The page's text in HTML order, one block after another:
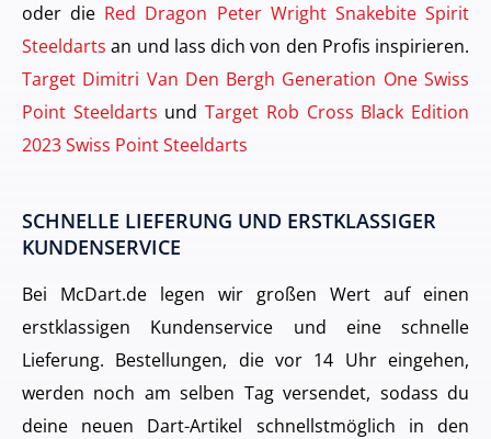
oder die Red Dragon Peter Wright Snakebite Spirit
Steeldarts an und lass dich von den Profis inspirieren.
Target Dimitri Van Den Bergh Generation One Swiss
Point Steeldarts undTarget Rob Cross Black Edition
2023 Swiss Point Steeldarts
SCHNELLE LIEFERUNG UND ERSTKLASSIGER
KUNDENSERVICE
Bei McDart.de legen wir großen Wert auf einen
erstklassigen Kundenservice und eine schnelle
Lieferung. Bestellungen, die vor 14 Uhr eingehen,
werden noch am selben Tag versendet, sodass du
deine neuen Dart-Artikel schnellstmöglich in den